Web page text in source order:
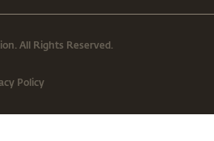
All Rights Reserved.
Policy